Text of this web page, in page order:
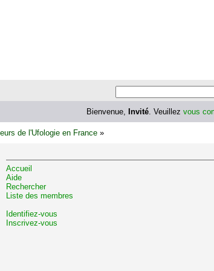
Bienvenue, Invité. Veuillez vous
de l'Ufologie en France »
Accueil
Aide
Rechercher
Liste des membres
Identifiez-vous
Inscrivez-vous